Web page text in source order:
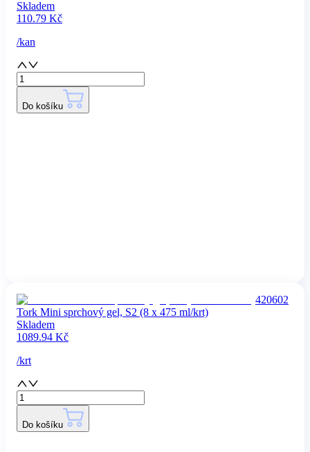
Skladem
110.79 Kč
/kan
Do košíku
420602
Tork Mini sprchový gel, S2 (8 x 475 ml/krt)
Skladem
1089.94 Kč
/krt
Do košíku